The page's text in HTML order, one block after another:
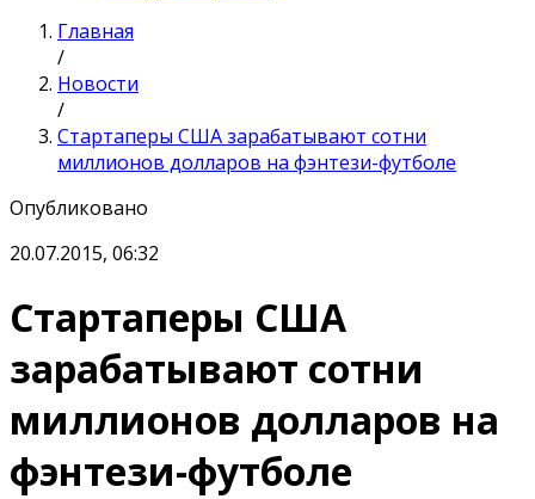
Главная
/
Новости
/
Стартаперы США зарабатывают сотни
миллионов долларов на фэнтези-футболе
Опубликовано
20.07.2015, 06:32
Стартаперы США
зарабатывают сотни
миллионов долларов на
фэнтези-футболе